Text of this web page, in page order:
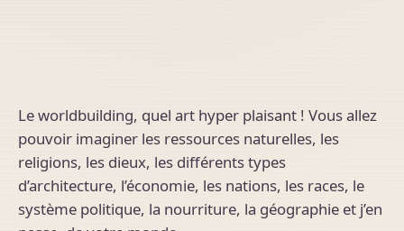
Le worldbuilding, quel art hyper plaisant ! Vous allez
pouvoir imaginer les ressources naturelles, les
religions, les dieux, les différents types
d’architecture, l’économie, les nations, les races, le
système politique, la nourriture, la géographie et j’en